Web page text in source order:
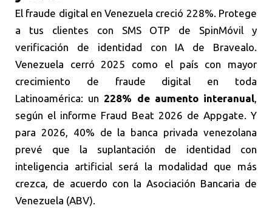
El fraude digital en Venezuela creció 228%. Protege
a tus clientes con SMS OTP de SpinMóvil y
verificación de identidad con IA de Bravealo.
Venezuela cerró 2025 como el país con mayor
crecimiento de fraude digital en toda
Latinoamérica: un228% de aumento interanual,
según el informe Fraud Beat 2026 de Appgate. Y
para 2026, 40% de la banca privada venezolana
prevé que la suplantación de identidad con
inteligencia artificial será la modalidad que más
crezca, de acuerdo con la Asociación Bancaria de
Venezuela (ABV).